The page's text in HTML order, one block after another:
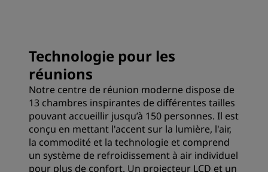
Technologie pour les
réunions
Notre centre de réunion moderne dispose de
13 chambres inspirantes de différentes tailles
pouvant accueillir jusqu’à 150 personnes. Il est
conçu en mettant l'accent sur la lumière, l'air,
la commodité et la technologie et comprend
un système de refroidissement à air individuel
pour plus de confort. Un projecteur LCD et un